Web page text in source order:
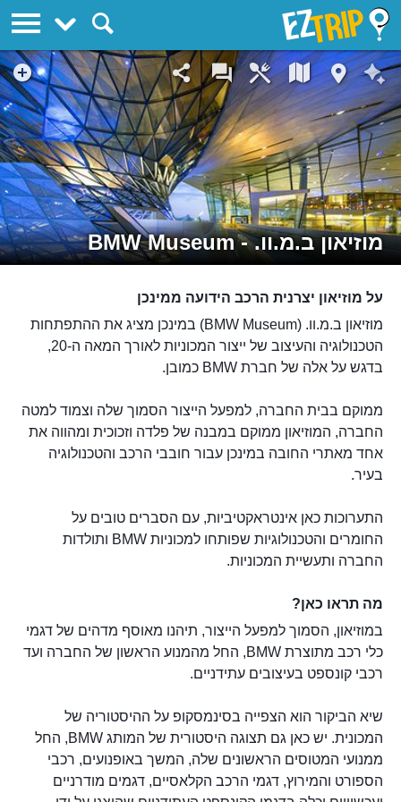
מוזיאון ב.מ.וו. - BMW Museum
על מוזיאון יצרנית הרכב הידועה ממינכן
מוזיאון ב.מ.וו. (BMW Museum) במינכן מציג את ההתפתחות
הטכנולוגיה והעיצוב של ייצור המכוניות לאורך המאה ה-20,
בדגש על אלה של חברת BMW כמובן.
ממוקם בבית החברה, למפעל הייצור הסמוך שלה וצמוד למטה
החברה, המוזיאון ממוקם במבנה של פלדה וזכוכית ומהווה את
אחד מאתרי החובה במינכן עבור חובבי הרכב והטכנולוגיה
בעיר.
התערוכות כאן אינטראקטיביות, עם הסברים טובים על
החומרים והטכנולוגיות שפותחו למכוניות BMW ותולדות
החברה ותעשיית המכוניות.
מה תראו כאן?
במוזיאון, הסמוך למפעל הייצור, תיהנו מאוסף מדהים של דגמי
כלי רכב מתוצרת BMW, החל מהמנוע הראשון של החברה ועד
רכבי קונספט בעיצובים עתידניים.
שיא הביקור הוא הצפייה בסינמסקופ על ההיסטוריה של
המכונית. יש כאן גם תצוגה היסטורית של המותג BMW, החל
ממנועי המטוסים הראשונים שלה, המשך באופנועים, רכבי
הספורט והמירוץ, דגמי הרכב הקלאסיים, דגמים מודרניים
EZTrip